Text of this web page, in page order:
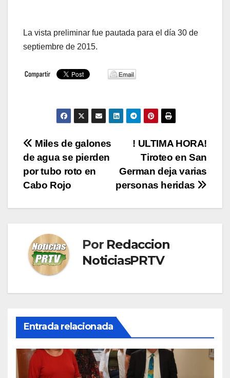
La vista preliminar fue pautada para el día 30 de
septiembre de 2015.
Navegación
de
entradas
! ULTIMA HORA!
Tiroteo en San
German deja varias
personas heridas
Miles de galones
de agua se pierden
por tubo roto en
Cabo Rojo
Por Redaccion
NoticiasPRTV
Entrada relacionada